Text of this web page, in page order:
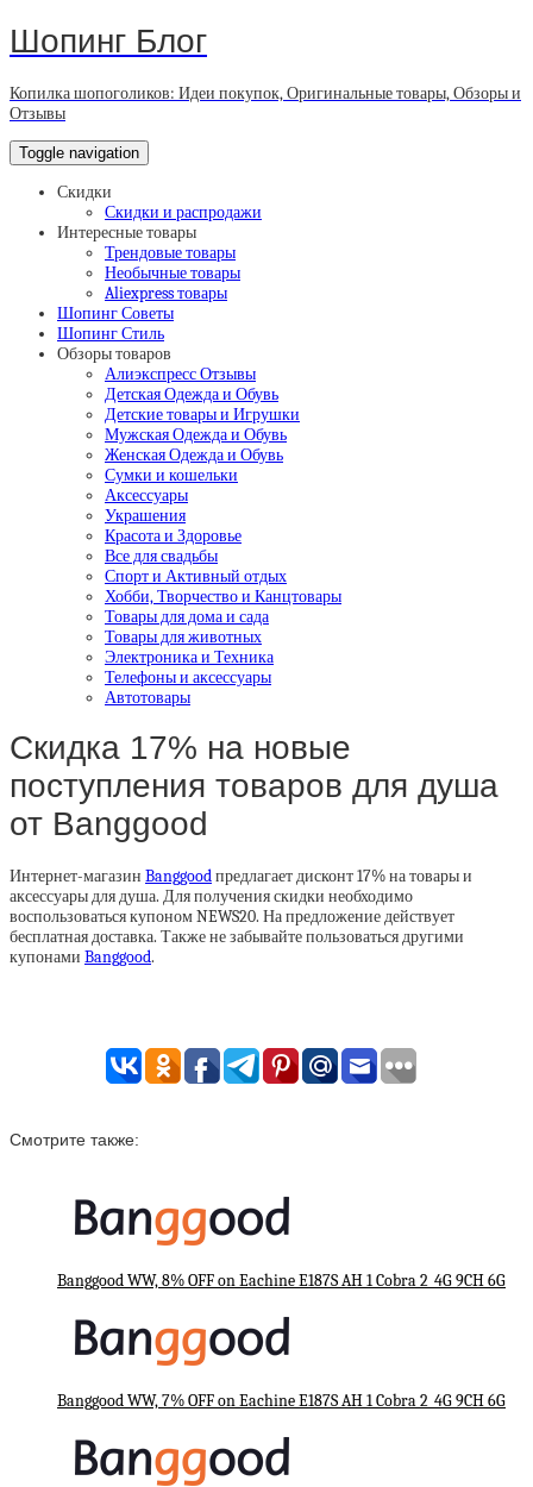
Шопинг Блог
Копилка шопоголиков: Идеи покупок, Оригинальные товары, Обзоры и
Отзывы
Toggle navigation
Скидки
Скидки и распродажи
Интересные товары
Трендовые товары
Необычные товары
Aliexpress товары
Шопинг Советы
Шопинг Стиль
Обзоры товаров
Алиэкспресс Отзывы
Детская Одежда и Обувь
Детские товары и Игрушки
Мужская Одежда и Обувь
Женская Одежда и Обувь
Сумки и кошельки
Аксессуары
Украшения
Красота и Здоровье
Все для свадьбы
Спорт и Активный отдых
Хобби, Творчество и Канцтовары
Товары для дома и сада
Товары для животных
Электроника и Техника
Телефоны и аксессуары
Автотовары
Скидка 17% на новые
поступления товаров для душа
от Banggood
Интернет-магазин Banggoodпредлагает дисконт 17% на товары и
аксессуары для душа. Для получения скидки необходимо
воспользоваться купоном NEWS20. На предложение действует
бесплатная доставка. Также не забывайте пользоваться другими
купонами Banggood.
Смотрите также:
Banggood WW, 8% OFF on Eachine E187S AH 1 Cobra 2_4G 9CH 6G
Banggood WW, 7% OFF on Eachine E187S AH 1 Cobra 2_4G 9CH 6G